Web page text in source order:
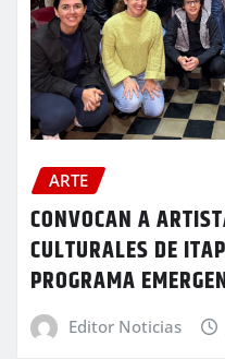
ARTE
CONVOCAN A
CULTURALES DE
PROGRAMA
Editor Noticias